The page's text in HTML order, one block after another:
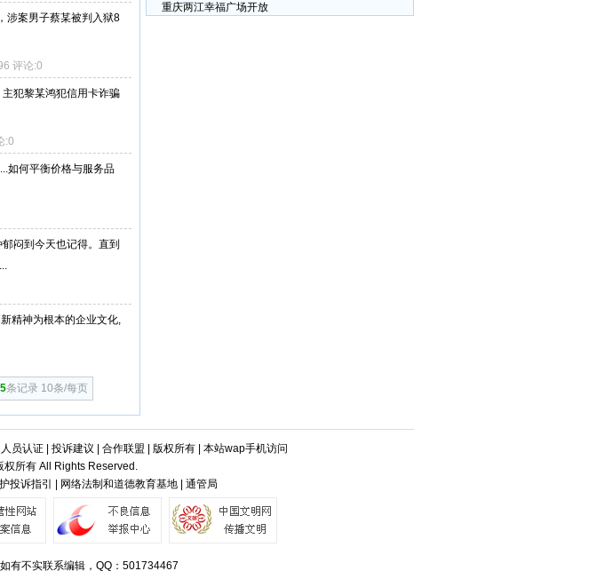
涉案男子蔡某被判入狱8
评论:0
犯黎某鸿犯信用卡诈骗
:0
如何平衡价格与服务品
闷到今天也记得。直到
精神为根本的企业文化,
条记录 10条/每页
重庆两江幸福广场开放
人员认证| 投诉建议 合作联盟 版权所有| 本站wap手机访问
权所有 All Rights Reserved.
投诉指引 | 网络法制和道德教育基地 | 通管局
有不实联系编辑，QQ：501734467